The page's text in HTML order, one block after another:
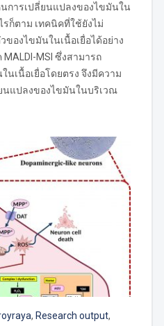
การเปลี่ยนแปลงของไขมันใน
ก็ตาม เทคนิคที่ใช้ยังไม่
ของไขมันในเนื้อเยื่อได้อย่าง
MSI ซึ่งสามารถ
นเนื้อเยื่อโดยตรง จึงมีความ
นแปลงของไขมันในบริเวณ
, Research output,